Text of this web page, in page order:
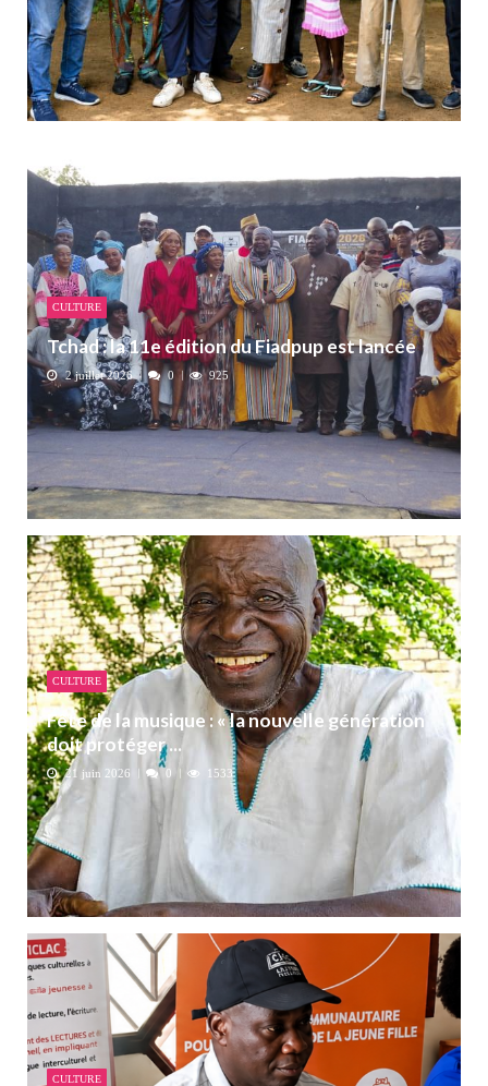
CULTURE
Tchad : la 11e édition du Fiadpup est lancée
2 juillet 2026 0 925
CULTURE
Fête de la musique : « la nouvelle génération
doit protéger ...
21 juin 2026 0 1533
CULTURE